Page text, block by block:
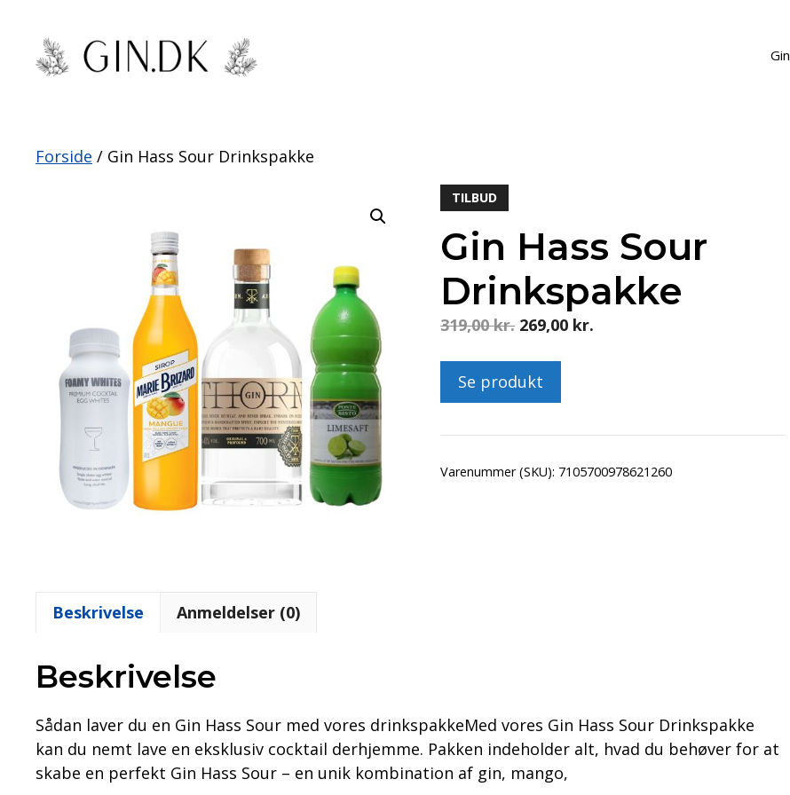
indhold
Gin
Forside / Gin Hass Sour Drinkspakke
TILBUD
Gin Hass Sour
Drinkspakke
319,00kr. Original
was:
269,00 kr.
Se produkt
Varenummer (SKU): 7105700978621260
Beskrivelse Anmeldelser (0)
Beskrivelse
Sådan laver du en Gin Hass Sour med vores drinkspakkeMed vores Gin Hass Sour Drinkspakke
kan du nemt lave en eksklusiv cocktail derhjemme. Pakken indeholder alt, hvad du behøver for at
skabe en perfekt Gin Hass Sour – en unik kombination af gin, mango,